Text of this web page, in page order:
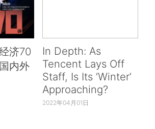
济70
内外
In Depth: As
Tencent Lays Off
Staff, Is Its ‘Winter’
Approaching?
2022年04月01日